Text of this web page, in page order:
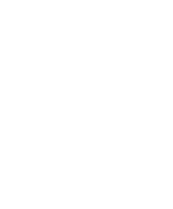
de feuilles de
Ces notes
pétales de rose, de
apporte une base
DANS NOS